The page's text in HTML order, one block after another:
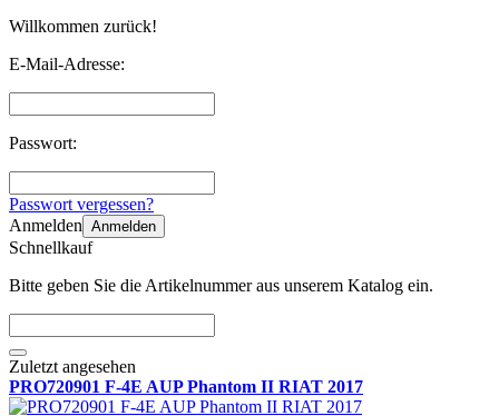
Willkommen zurück!
E-Mail-Adresse:
Passwort:
Passwort vergessen?
Anmelden Anmelden
Schnellkauf
Bitte geben Sie die Artikelnummer aus unserem Katalog ein.
Zuletzt angesehen
PRO720901 F-4E AUP Phantom II RIAT 2017